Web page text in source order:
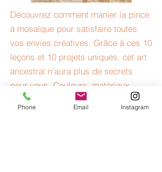
Découvrez comment manier la pince
à mosaïque pour satisfaire toutes
vos envies créatives. Grâce à ces 10
leçons et 10 projets uniques, cet art
ancestral n’aura plus de secrets
pour vous. Couleurs, matériaux,
techniques de coupe et de pose, je
vous livre tous les trucs et astuces
Phone Email Instagram